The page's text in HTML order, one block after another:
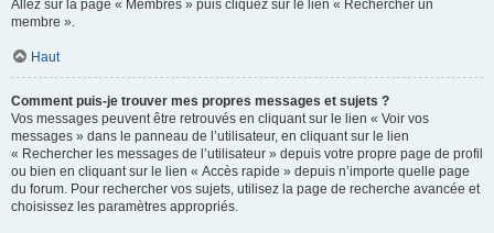
Allez sur la page « Membres » puis cliquez sur le lien « Rechercher un
membre ».
Haut
Comment puis-je trouver mes propres messages et sujets ?
Vos messages peuvent être retrouvés en cliquant sur le lien « Voir vos
messages » dans le panneau de l’utilisateur, en cliquant sur le lien
« Rechercher les messages de l’utilisateur » depuis votre propre page de profil
ou bien en cliquant sur le lien « Accès rapide » depuis n’importe quelle page
du forum. Pour rechercher vos sujets, utilisez la page de recherche avancée et
choisissez les paramètres appropriés.